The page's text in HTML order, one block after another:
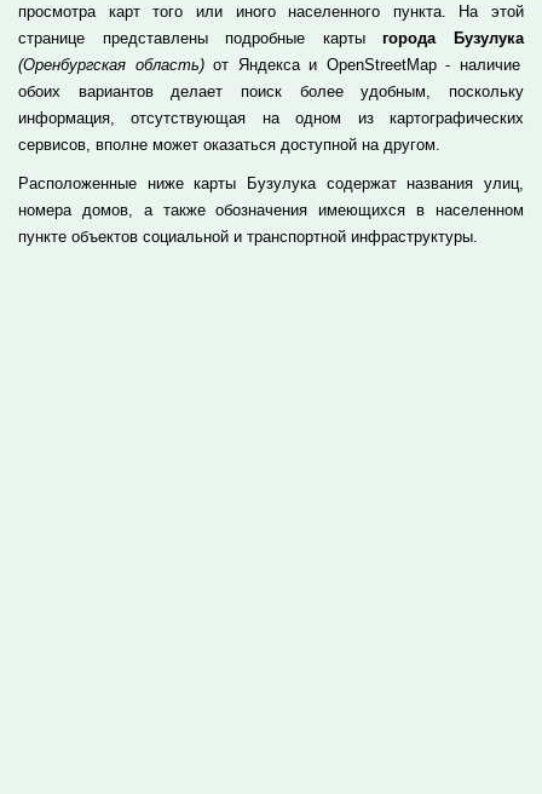
просмотра карт того или иного населенного пункта. На этой
странице представлены подробные карты города Бузулука
(Оренбургская область)от Яндекса и OpenStreetMap - наличие
обоих вариантов делает поиск более удобным, поскольку
информация, отсутствующая на одном из картографических
сервисов, вполне может оказаться доступной на другом.
Расположенные ниже карты Бузулука содержат названия улиц,
номера домов, а также обозначения имеющихся в населенном
пункте объектов социальной и транспортной инфраструктуры.